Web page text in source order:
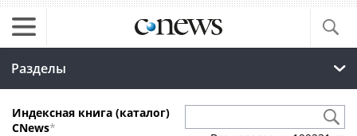
Разделы
Индексная книга (каталог)
CNews*